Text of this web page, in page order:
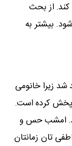
کند. از بحث
بیشتر به
زیرا خانومی
پخش کرده است.
امشب حس و
تان زمانتان